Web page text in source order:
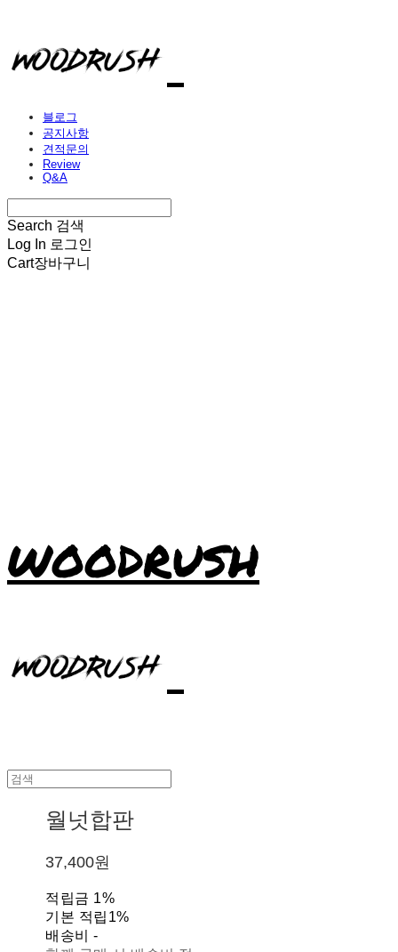
블로그
공지사항
견적문의
Review
Q&A
Search 검색
Log In 로그인
Cart장바구니
WOODRUSH
월넛합판
37,400원
적립금 1%
기본 적립 1%
배송비-